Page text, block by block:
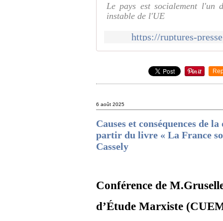
Le pays est socialement l'un
instable de l'UE
https://ruptures-
6 août 2025
Causes et conséquences de
partir du livre « La France
Cassely
Conférence de
d’Étude Marxiste (